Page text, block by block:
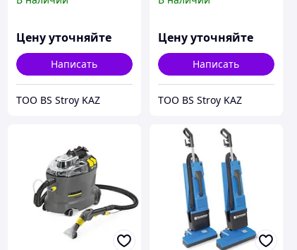
Цену уточняйте
Написать
ТОО BS Stroy KAZ
Цену уточняйте
Написать
ТОО BS Stroy KAZ